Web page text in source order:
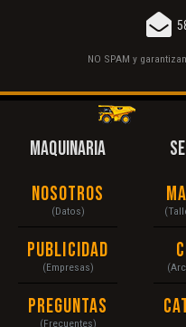
NO SPAM y
MAQUINARIA
Nosotros
(Datos)
Publicidad
(Empresas)
Preguntas
(Frecuentes)